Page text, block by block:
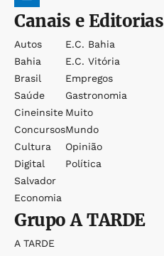
Canais e Editorias
Autos
Bahia
Brasil
Saúde
Cineinsite
Concursos
Cultura
Digital
Salvador
Economia
E.c. Bahia
E.c. Vitória
Empregos
Gastronomia
Muito
Mundo
Opinião
Política
GrupoA TARDE
A TARDE